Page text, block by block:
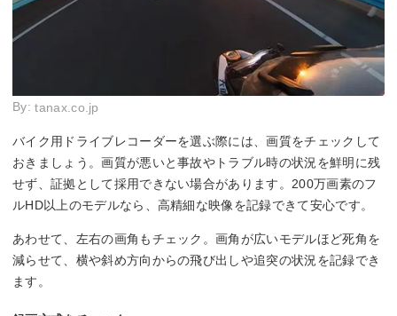
By:tanax.co.jp
バイク用ドライブレコーダーを選ぶ際には、画質をチェックして
おきましょう。画質が悪いと事故やトラブル時の状況を鮮明に残
せず、証拠として採用できない場合があります。200万画素のフ
ルHD以上のモデルなら、高精細な映像を記録できて安心です。
あわせて、左右の画角もチェック。画角が広いモデルほど死角を
減らせて、横や斜め方向からの飛び出しや追突の状況を記録でき
ます。